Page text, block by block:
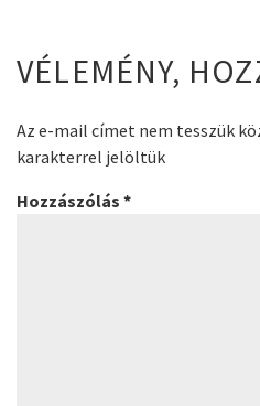
VÉLEMÉNY,
Az e-mail címet nem tesszük
karakterrel jelöltük
Hozzászólás *